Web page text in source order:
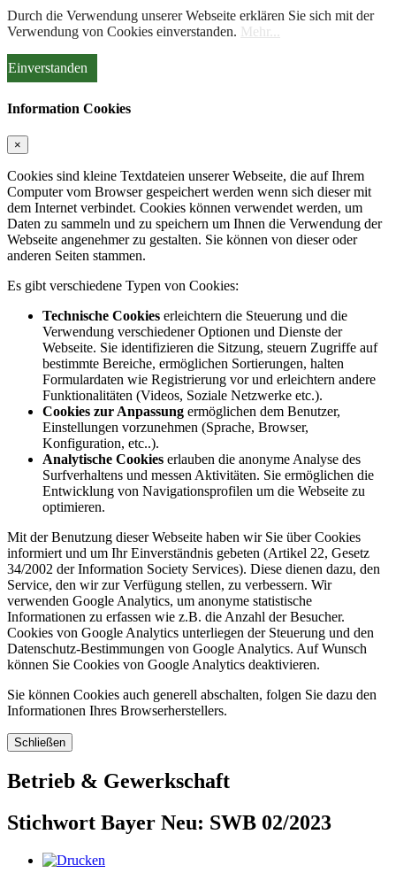
Durch die Verwendung unserer Webseite erklären Sie sich mit der
Verwendung von Cookies einverstanden. Mehr...
Einverstanden
Information Cookies
×
Cookies sind kleine Textdateien unserer Webseite, die auf Ihrem
Computer vom Browser gespeichert werden wenn sich dieser mit
dem Internet verbindet. Cookies können verwendet werden, um
Daten zu sammeln und zu speichern um Ihnen die Verwendung der
Webseite angenehmer zu gestalten. Sie können von dieser oder
anderen Seiten stammen.
Es gibt verschiedene Typen von Cookies:
Technische Cookies erleichtern die Steuerung und die
Verwendung verschiedener Optionen und Dienste der
Webseite. Sie identifizieren die Sitzung, steuern Zugriffe auf
bestimmte Bereiche, ermöglichen Sortierungen, halten
Formulardaten wie Registrierung vor und erleichtern andere
Funktionalitäten (Videos, Soziale Netzwerke etc.).
Cookies zur Anpassung ermöglichen dem Benutzer,
Einstellungen vorzunehmen (Sprache, Browser,
Konfiguration, etc..).
Analytische Cookies erlauben die anonyme Analyse des
Surfverhaltens und messen Aktivitäten. Sie ermöglichen die
Entwicklung von Navigationsprofilen um die Webseite zu
optimieren.
Mit der Benutzung dieser Webseite haben wir Sie über Cookies
informiert und um Ihr Einverständnis gebeten (Artikel 22, Gesetz
34/2002 der Information Society Services). Diese dienen dazu, den
Service, den wir zur Verfügung stellen, zu verbessern. Wir
verwenden Google Analytics, um anonyme statistische
Informationen zu erfassen wie z.B. die Anzahl der Besucher.
Cookies von Google Analytics unterliegen der Steuerung und den
Datenschutz-Bestimmungen von Google Analytics. Auf Wunsch
können Sie Cookies von Google Analytics deaktivieren.
Sie können Cookies auch generell abschalten, folgen Sie dazu den
Informationen Ihres Browserherstellers.
Schließen
Betrieb & Gewerkschaft
Stichwort Bayer Neu: SWB 02/2023